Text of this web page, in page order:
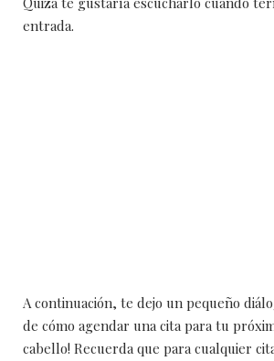
entrada.
A continuación, te dejo un pequeño
de cómo agendar una cita para tu
cabello! Recuerda que para cualquier